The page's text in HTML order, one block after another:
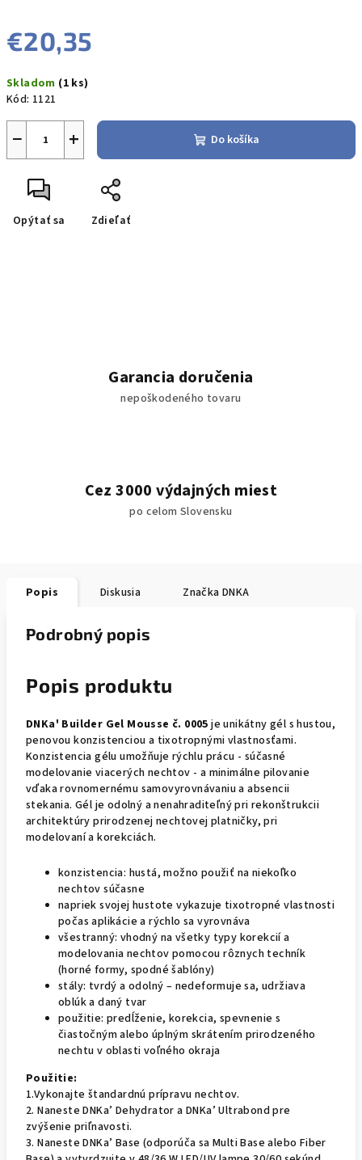
€20,35
cena:
Skladom (1 ks)
Kód: 1121
+
− Do košíka
Opýtať sa Zdieľať
Garancia doručenia
nepoškodeného tovaru
Cez 3000 výdajných miest
po celom Slovensku
Popis Diskusia Značka DNKA
Podrobný popis
Popis produktu
DNKa' Builder Gel Mousse č. 0005 je unikátny gél s hustou,
penovou konzistenciou a tixotropnými vlastnosťami.
Konzistencia gélu umožňuje rýchlu prácu - súčasné
modelovanie viacerých nechtov - a minimálne pilovanie
vďaka rovnomernému samovyrovnávaniu a absencii
stekania. Gél je odolný a nenahraditeľný pri rekonštrukcii
architektúry prirodzenej nechtovej platničky, pri
modelovaní a korekciách.
konzistencia: hustá, možno použiť na niekoľko
nechtov súčasne
napriek svojej hustote vykazuje tixotropné vlastnosti
počas aplikácie a rýchlo sa vyrovnáva
všestranný: vhodný na všetky typy korekcií a
modelovania nechtov pomocou rôznych techník
(horné formy, spodné šablóny)
stály: tvrdý a odolný – nedeformuje sa, udržiava
oblúk a daný tvar
použitie: predĺženie, korekcia, spevnenie s
čiastočným alebo úplným skrátením prirodzeného
nechtu v oblasti voľného okraja
Použitie:
1.Vykonajte štandardnú prípravu nechtov.
2. Naneste DNKa’ Dehydrator a DNKa’ Ultrabond pre
zvýšenie priľnavosti.
3. Naneste DNKa’ Base (odporúča sa Multi Base alebo Fiber